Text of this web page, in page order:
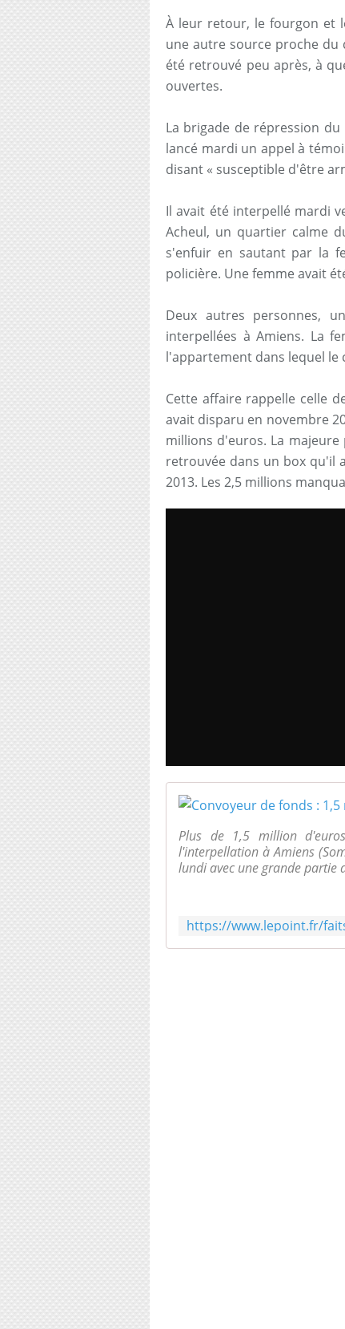
À leur retour, le fourgon et
une autre source proche du
été retrouvé peu après, à
ouvertes.
La brigade de répression du
lancé mardi un appel à
disant « susceptible d'être
Il avait été interpellé mardi
Acheul, un quartier calme
s'enfuir en sautant par la
policière. Une femme avait
Deux autres personnes,
interpellées à Amiens. La
l'appartement dans lequel le
Cette affaire rappelle celle
avait disparu en novembre
millions d'euros. La
retrouvée dans un box qu'il
2013. Les 2,5 millions
Plus de 1,5 million
l'interpellation à Amiens
lundi avec une grande partie